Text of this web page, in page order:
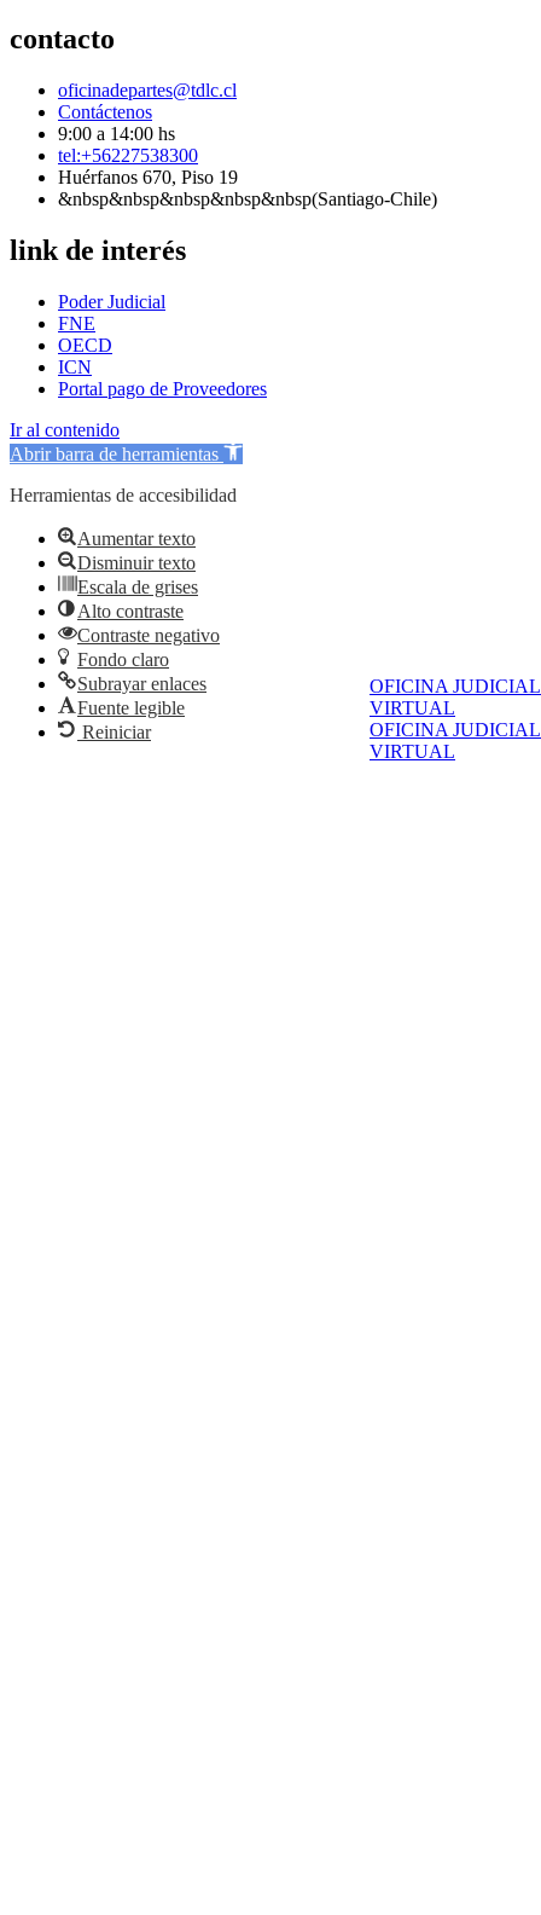
OFICINA JUDICIAL
VIRTUAL
OFICINA JUDICIAL
VIRTUAL
contacto
oficinadepartes@tdlc.cl
Contáctenos
9:00 a 14:00 hs
tel:+56227538300
Huérfanos 670, Piso 19
&nbsp&nbsp&nbsp&nbsp&nbsp(Santiago-Chile)
link de interés
Poder Judicial
FNE
OECD
ICN
Portal pago de Proveedores
Ir al contenido
Abrir barra de herramientas
Herramientas de accesibilidad
Aumentar texto
Disminuir texto
Escala de grises
Alto contraste
Contraste negativo
Fondo claro
Subrayar enlaces
Fuente legible
Reiniciar